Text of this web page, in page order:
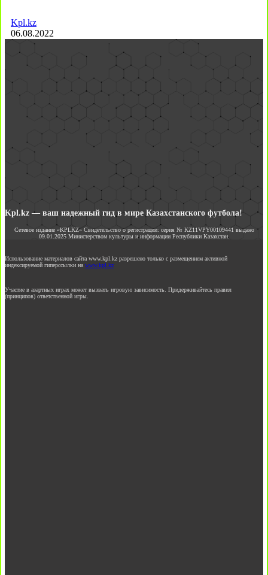
Kpl.kz
06.08.2022
Kpl.kz — ваш надежный гид в мире Казахстанского футбола!
Сетевое издание «KPLKZ» Свидетельство о регистрации: серия № KZ11VPY00109441 выдано
09.01.2025 Министерством культуры и информации Республики Казахстан.
Использование материалов сайта www.kpl.kz разрешено только с размещением активной
индексируемой гиперссылки на www.kpl.kz
Участие в азартных играх может вызвать игровую зависимость. Придерживайтесь правил
(принципов) ответственной игры.